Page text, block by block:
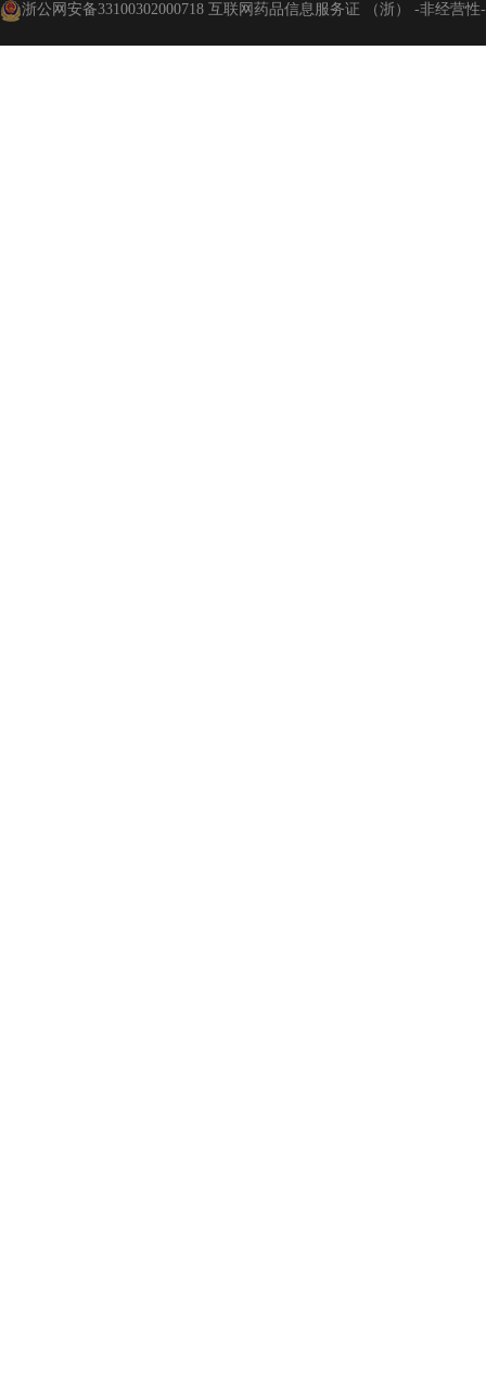
浙公网安备33100302000718 互联网药品信息服务证 （浙） -非经营性-